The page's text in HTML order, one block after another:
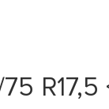
R17,5